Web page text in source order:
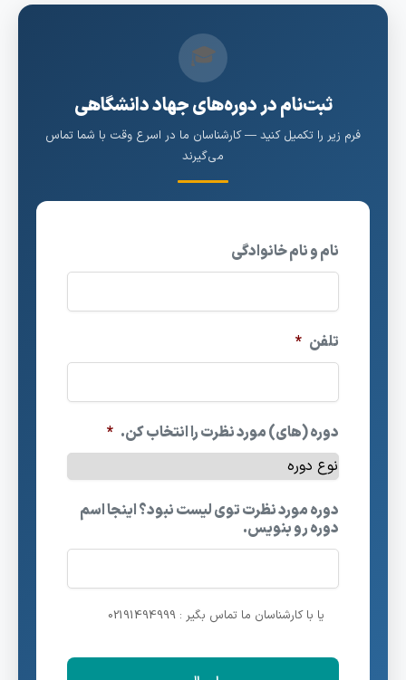
🎓
ثبت‌نام در دوره‌های جهاد دانشگاهی
فرم زیر را تکمیل کنید — کارشناسان ما در اسرع وقت با شما تماس
می‌گیرند
نام و نام خانوادگی
تلفن *
دوره (های) مورد نظرت را انتخاب کن. *
دوره مورد نظرت توی لیست نبود؟ اینجا اسم
دوره رو بنویس.
یا با کارشناسان ما تماس بگیر : 02191494999